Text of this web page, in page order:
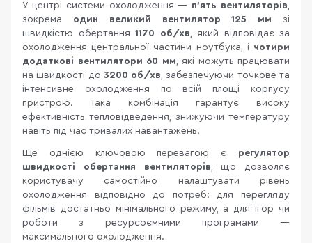
У центрі системи охолодження — п’ять вентиляторів,
зокрема один великий вентилятор 125 мм зі
швидкістю обертання 1170 об/хв, який відповідає за
охолодження центральної частини ноутбука, і чотири
додаткові вентилятори 60 мм, які можуть працювати
на швидкості до 3200 об/хв, забезпечуючи точкове та
інтенсивне охолодження по всій площі корпусу
пристрою. Така комбінація гарантує високу
ефективність тепловідведення, знижуючи температуру
навіть під час тривалих навантажень.
Ще однією ключовою перевагою є регулятор
швидкості обертання вентиляторів, що дозволяє
користувачу самостійно налаштувати рівень
охолодження відповідно до потреб: для перегляду
фільмів достатньо мінімального режиму, а для ігор чи
роботи з ресурсоємними програмами —
максимального охолодження.